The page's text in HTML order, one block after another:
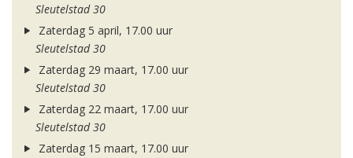
Sleutelstad 30
Zaterdag 5 april, 17.00 uur
Sleutelstad 30
Zaterdag 29 maart, 17.00 uur
Sleutelstad 30
Zaterdag 22 maart, 17.00 uur
Sleutelstad 30
Zaterdag 15 maart, 17.00 uur